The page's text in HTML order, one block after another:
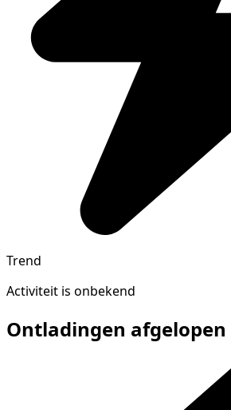
Trend
Activiteit is onbekend
Ontladingen